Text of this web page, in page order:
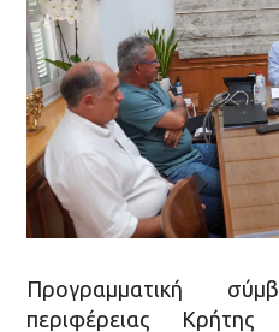
Προγραμματική
περιφέρειας